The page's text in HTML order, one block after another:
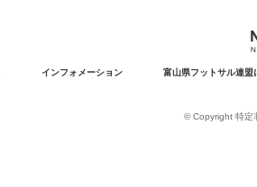
インフォメーション 富山県フットサル連盟
© Copyright 特定